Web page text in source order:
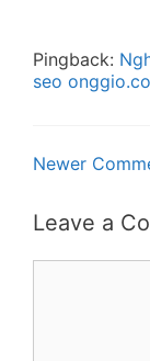
Pingback:
seo
Newer
Leave a